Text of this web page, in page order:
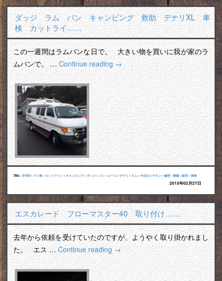
ダッジ ラム バン キャンピング 救助 デナリXL 車
検 カットライ……
この一週間はラムバンな日で。 大きい物を買いに我が家のラ
ムバンで。 …Continue reading→
TAG : B1500 • アメ車 • カットライン • キャンピング• ダッジ • バン • ユーコンデナリ • ラム • 今日のシナモン • 修理 • 整備 • 販売 • 車検
2015年02月27日
エスカレード フローマスター40 取り付け……
去年から依頼を受けていたのですが、ようやく取り掛かれまし
た。 エス …Continue reading→